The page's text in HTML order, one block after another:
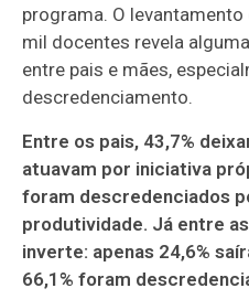
programa. O
mil docentes revela
entre pais e mães,
descredenciamento.
Entre os pais, 43,7%
atuavam por iniciativa
foram descredenciados
produtividade. Já entre
inverte: apenas 24,6%
66,1% foram